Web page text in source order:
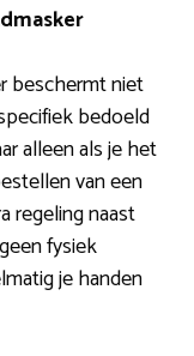
beschermt niet
bedoeld
alleen als je het
van een
regeling naast
fysiek
je handen